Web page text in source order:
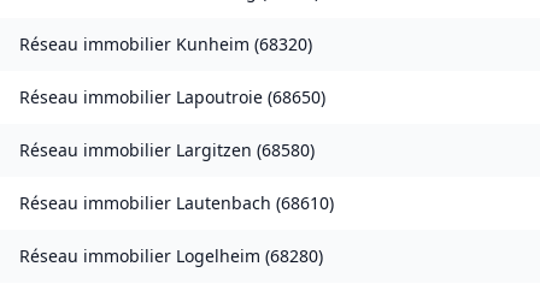
Réseau immobilier Kunheim (68320)
Réseau immobilier Lapoutroie (68650)
Réseau immobilier Largitzen (68580)
Réseau immobilier Lautenbach (68610)
Réseau immobilier Logelheim (68280)